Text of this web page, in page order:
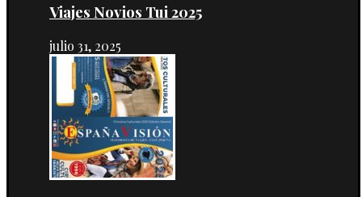
Viajes Novios Tui 2025
julio 31, 2025